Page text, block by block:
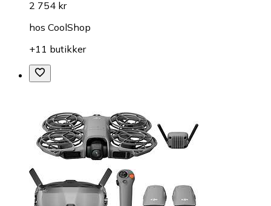
2 754 kr
hos CoolShop
+11 butikker